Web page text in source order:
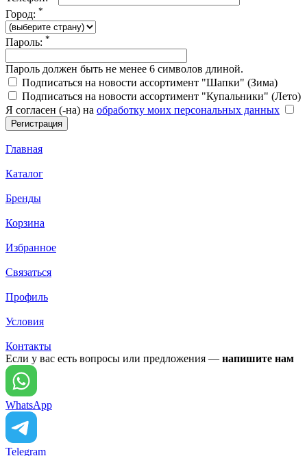
Город: *
Пароль: *
Пароль должен быть не менее 6 символов длиной.
Подписаться на новости ассортимент "Шапки" (Зима)
Подписаться на новости ассортимент "Купальники" (Лето)
Я согласен (-на) на обработку моих персональных данных
Главная
Каталог
Бренды
Корзина
Избранное
Связаться
Профиль
Условия
Контакты
Если у вас есть вопросы или предложения — напишите нам
WhatsApp
Telegram